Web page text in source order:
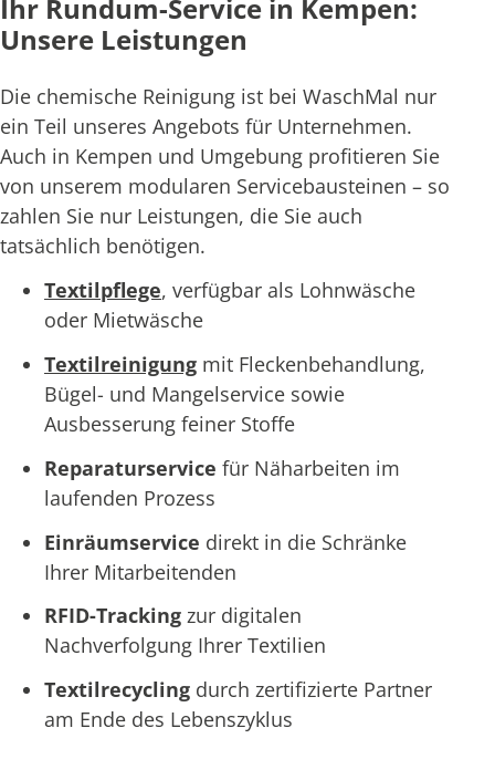
Ihr Rundum-Service in Kempen:
Unsere Leistungen
Die chemische Reinigung ist bei WaschMal nur
ein Teil unseres Angebots für Unternehmen.
Auch in Kempen und Umgebung profitieren Sie
von unserem modularen Servicebausteinen – so
zahlen Sie nur Leistungen, die Sie auch
tatsächlich benötigen.
Textilpflege, verfügbar als Lohnwäsche
oder Mietwäsche
Textilreinigung mit Fleckenbehandlung,
Bügel- und Mangelservice sowie
Ausbesserung feiner Stoffe
Reparaturservice für Näharbeiten im
laufenden Prozess
Einräumservice direkt in die Schränke
Ihrer Mitarbeitenden
RFID-Tracking zur digitalen
Nachverfolgung Ihrer Textilien
Textilrecycling durch zertifizierte Partner
am Ende des Lebenszyklus